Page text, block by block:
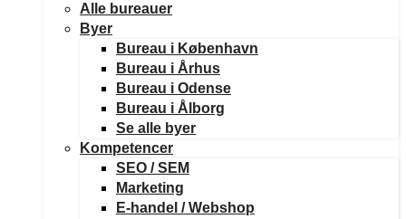
Alle bureauer
Byer
Bureau i København
Bureau i Århus
Bureau i Odense
Bureau i Ålborg
Se alle byer
Kompetencer
SEO / SEM
Marketing
E-handel / Webshop